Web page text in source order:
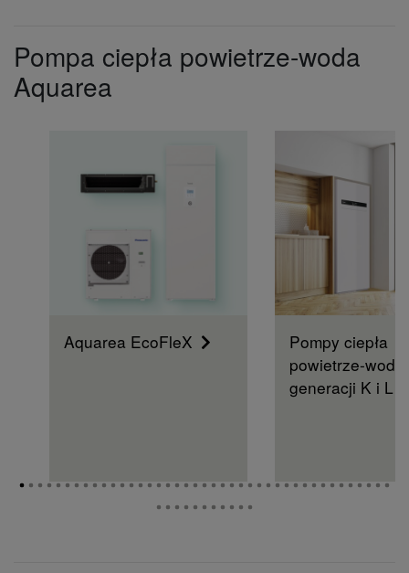
Pompa ciepła powietrze-woda
Aquarea
Aquarea EcoFleX
Pompy ciepła
powietrze-woda
generacji K i L